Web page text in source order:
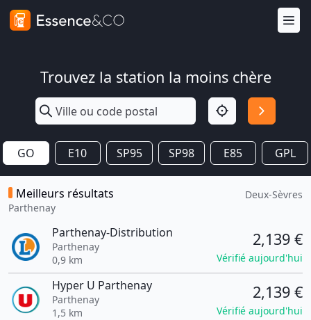
Trouvez la station la moins chère
GO E10 SP95 SP98 E85 GPL
Meilleurs résultats
Parthenay
Deux-Sèvres
Parthenay-Distribution
Parthenay
0,9 km
2,139 €
Vérifié aujourd'hui
Hyper U Parthenay
Parthenay
1,5 km
2,139 €
Vérifié aujourd'hui